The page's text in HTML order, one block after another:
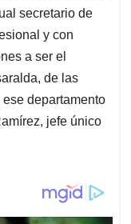
secretario de
y con
a ser el
de las
departamento
jefe único